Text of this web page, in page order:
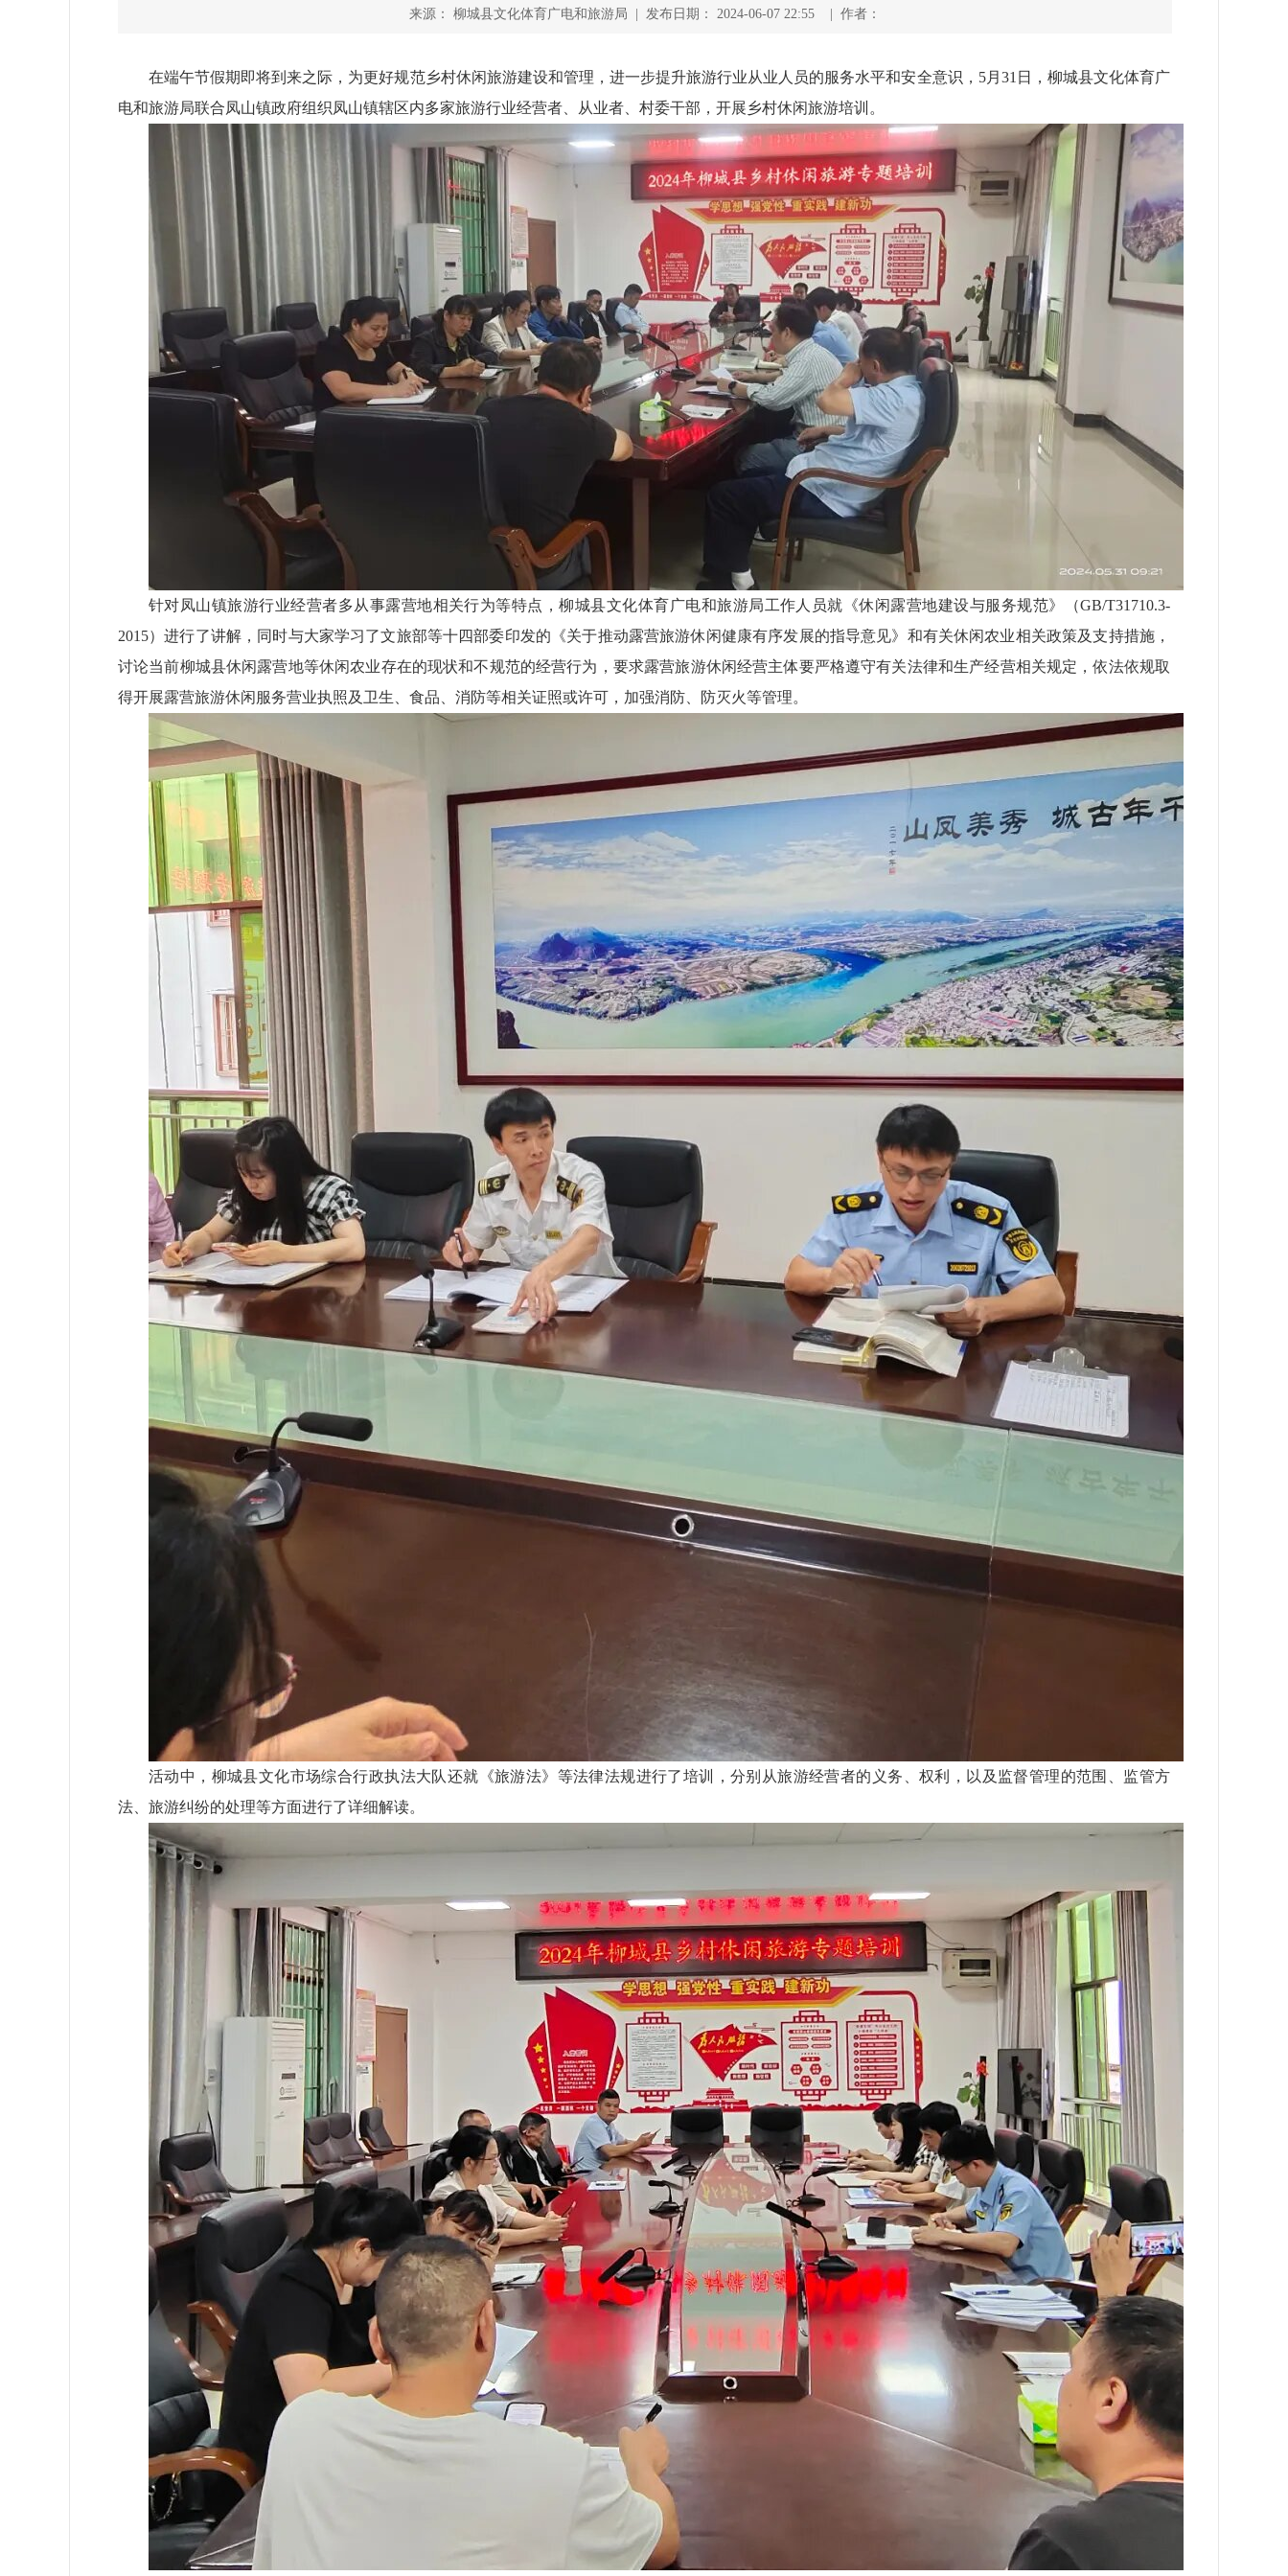
来源： 柳城县文化体育广电和旅游局 | 发布日期： 2024-06-07 22:55 | 作者：
在端午节假期即将到来之际，为更好规范乡村休闲旅游建设和管理，进一步提升旅游行业从业人员的服务水平和安全意识，5月31日，柳城县文化体育广
电和旅游局联合凤山镇政府组织凤山镇辖区内多家旅游行业经营者、从业者、村委干部，开展乡村休闲旅游培训。
针对凤山镇旅游行业经营者多从事露营地相关行为等特点，柳城县文化体育广电和旅游局工作人员就 《休闲露营地建设与服务规范》（GB/T31710.3-
2015）进行了讲解，同时与大家学习了文旅部等十四部委印发的《关于推动露营旅游休闲健康有序发展的指导意见》和有关休闲农业相关政策及支持措施，
讨论当前柳城县休闲露营地等休闲农业存在的现状和不规范的经营行为，要求露营旅游休闲经营主体要严格遵守有关法律和生产经营相关规定，依法依规取
得开展露营旅游休闲服务营业执照及卫生、食品、消防等相关证照或许可，加强消防、防灭火等管理。
活动中，柳城县文化市场综合行政执法大队还就 《旅游法》等法律法规进行了培训，分别从旅游经营者的义务、权利，以及监督管理的范围、监管方
法、旅游纠纷的处理等方面进行了详细解读。